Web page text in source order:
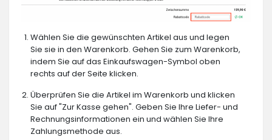
Wählen Sie die gewünschten Artikel aus und legen
Sie sie in den Warenkorb. Gehen Sie zum Warenkorb,
indem Sie auf das Einkaufswagen-Symbol oben
rechts auf der Seite klicken.
Überprüfen Sie die Artikel im Warenkorb und klicken
Sie auf "Zur Kasse gehen". Geben Sie Ihre Liefer- und
Rechnungsinformationen ein und wählen Sie Ihre
Zahlungsmethode aus.